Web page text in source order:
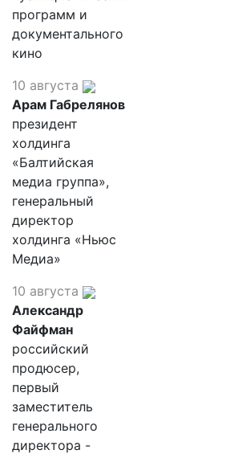
программ и
документального
кино
10 августа
Арам Габрелянов
президент
холдинга
«Балтийская
медиа группа»,
генеральный
директор
холдинга «Ньюс
Медиа»
10 августа
Александр
Файфман
российский
продюсер,
первый
заместитель
генерального
директора -